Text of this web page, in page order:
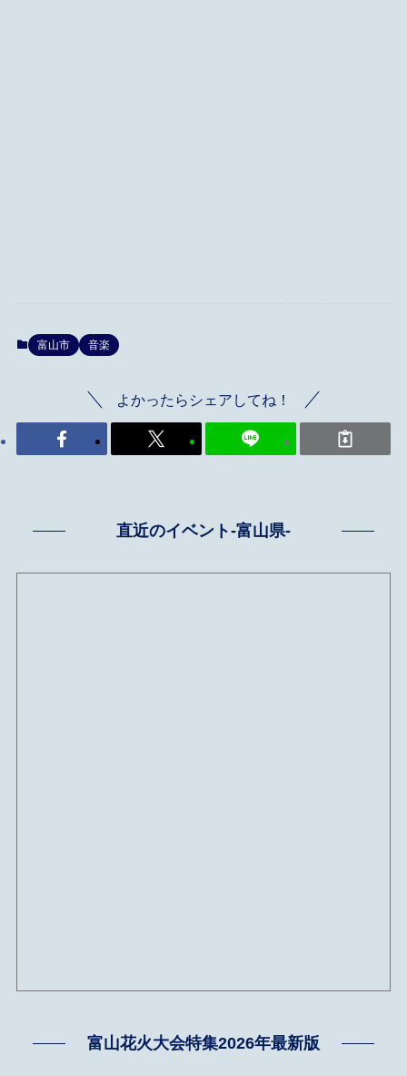
富山市 音楽
よかったらシェアしてね！
直近のイベント-富山県-
富山花火大会特集2026年最新版